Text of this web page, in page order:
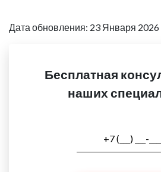
Дата обновления: 23 Января 2026
Бесплатная
наших